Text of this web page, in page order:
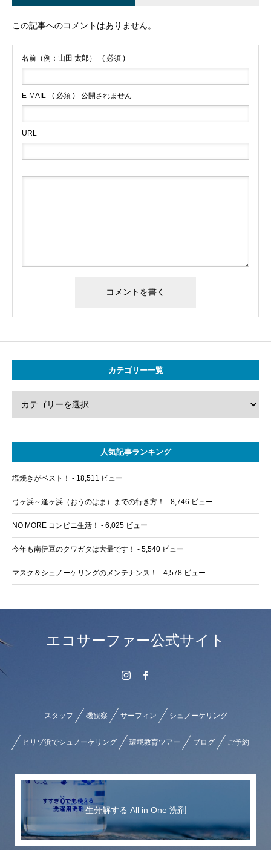
この記事へのコメントはありません。
名前（例：山田 太郎） ( 必須 )
E-MAIL ( 必須 ) - 公開されません -
URL
カテゴリー一覧
人気記事ランキング
塩焼きがベスト！ - 18,511 ビュー
弓ヶ浜～逢ヶ浜（おうのはま）までの行き方！ - 8,746 ビュー
NO MORE コンビニ生活！ - 6,025 ビュー
今年も南伊豆のクワガタは大量です！ - 5,540 ビュー
マスク＆シュノーケリングのメンテナンス！ - 4,578 ビュー
エコサーファー公式サイト
スタッフ 磯観察 サーフィン シュノーケリング
ヒリゾ浜でシュノーケリング 環境教育ツアー ブログ ご予約
生分解する All in One 洗剤